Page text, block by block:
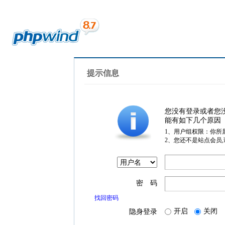
提示信息
您没有登录或者您
能有如下几个原因
1、用户组权限：你所
2、您还不是站点会员
密 码
找回密码
隐身登录 开启 关闭